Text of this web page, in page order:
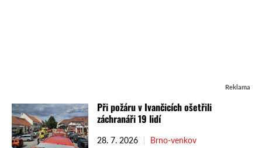
Reklama
Při požáru v Ivančicích ošetřili
záchranáři 19 lidí
28. 7. 2026 Brno-venkov